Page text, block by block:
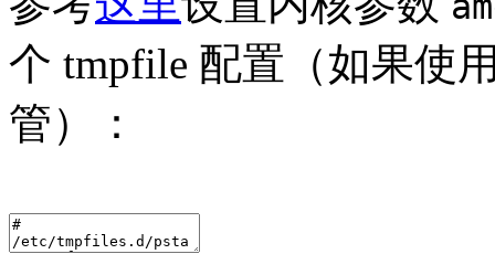
个 tmpfile 配置（如果使
管）：